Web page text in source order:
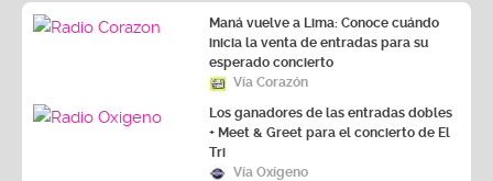
Maná vuelve a Lima: Conoce cuándo
inicia la venta de entradas para su
esperado concierto
Vía Corazón
Los ganadores de las entradas dobles
+ Meet & Greet para el concierto de El
Tri
Vía Oxígeno